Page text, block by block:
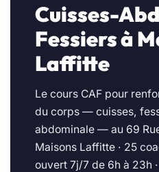
Cuisses-
Fessiers à
Laffitte
Le cours CAF pour
du corps — cuisses,
abdominale — au 69
Maisons Laffitte · 25
ouvert 7j/7 de 6h à 23h